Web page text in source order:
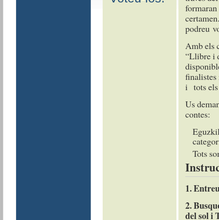
podreu
Amb els
“Llibre i
finalistes
i tots els
Us
contes:
Tots
1.
2. B
del sol i